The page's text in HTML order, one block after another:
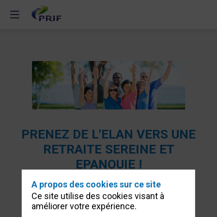
PRENEZ DE L'ELAN VERS UNE
RETRAITE SEREINE ET
EPANOUIE !
Inscrivez-vous aux
prochains ateliers
A propos des cookies sur ce site
Ce site utilise des cookies visant à
améliorer votre expérience.